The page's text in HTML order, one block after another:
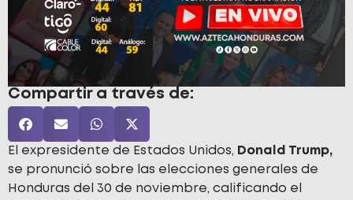
Compartir a través de:
El expresidente de Estados Unidos, Donald Trump,
se pronunció sobre las elecciones generales de
Honduras del 30 de noviembre, calificando el